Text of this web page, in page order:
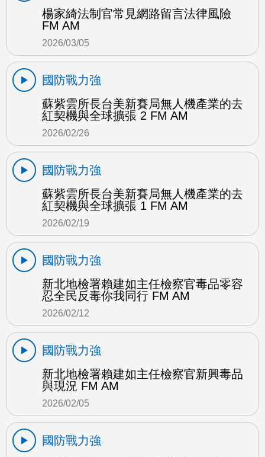
楊家綺法制官常見網路留言法律風險
FM AM
2026/03/05
國防戰力強
蘇紫雲所長台美新賽局無人機產業的去
紅契機與全球擴張 2 FM AM
2026/02/26
國防戰力強
蘇紫雲所長台美新賽局無人機產業的去
紅契機與全球擴張 1 FM AM
2026/02/19
國防戰力強
新北地檢署賴建如主任檢察官毒品零容
忍全民反毒你我同行 FM AM
2026/02/12
國防戰力強
新北地檢署賴建如主任檢察官新興毒品
與現況 FM AM
2026/02/05
國防戰力強